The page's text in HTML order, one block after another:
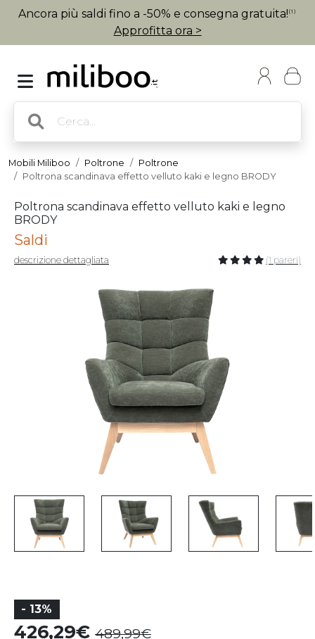
Ancora più saldi fino a -50% e consegna gratuita! (1)
Approfitta ora >
Mobili Miliboo Poltrone
Poltrone
Poltrona scandinava effetto velluto kaki e legno BRODY
Poltrona scandinava effetto velluto kaki e legno
BRODY
Saldi
descrizione dettagliata (1 pareri)
- 13%
426,29 489,99